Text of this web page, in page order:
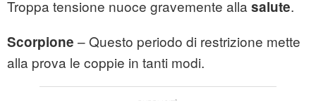
Troppa tensione nuoce gravemente alla salute.
Scorpione – Questo periodo di restrizione mette
alla prova le coppie in tanti modi.